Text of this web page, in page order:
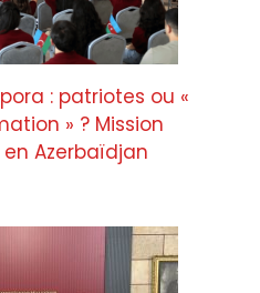
: patriotes ou «
» ? Mission
Azerbaïdjan